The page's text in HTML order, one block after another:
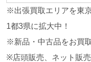
※出張買取エリアを東
1都3県に拡大中！
※新品・中古品をお買
※店頭販売、ネット販売